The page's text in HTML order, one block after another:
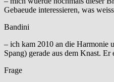
Gebaeude interessieren, was
Bandini
– ich kam 2010 an die Harmonie
Spang) gerade aus dem Knast.
Frage